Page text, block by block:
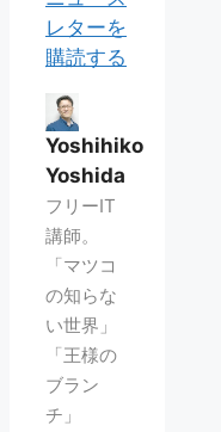
レターを
購読する
Yoshihiko
Yoshida
フリーIT
講師。
「マツコ
の知らな
い世界」
「王様の
ブラン
チ」